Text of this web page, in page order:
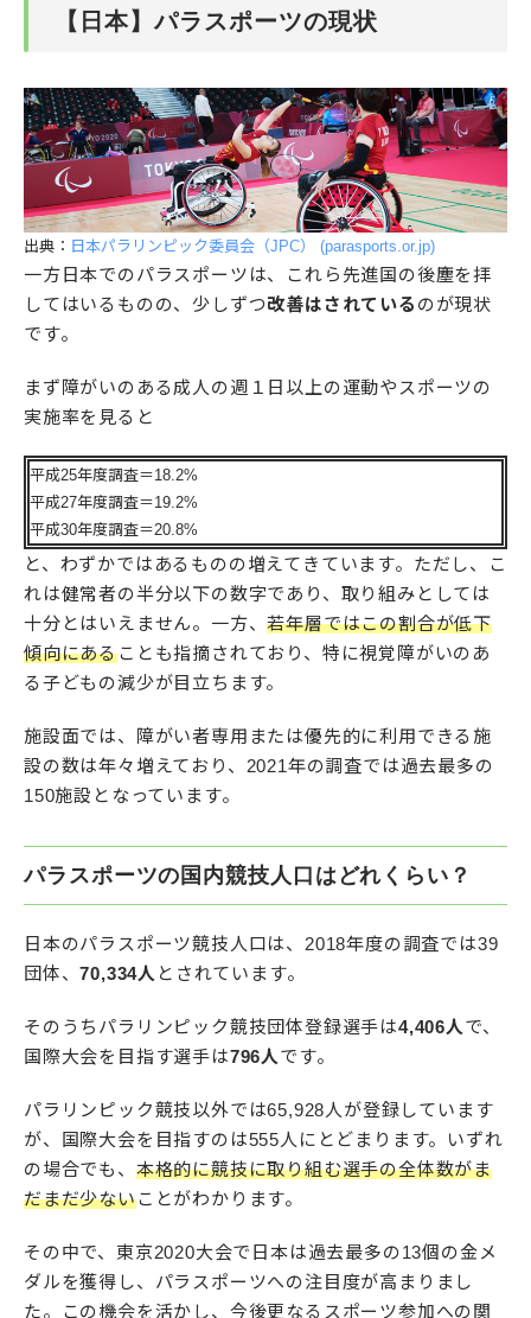
【日本】パラスポーツの現状
出典： 日本パラリンピック委員会（JPC） (parasports.or.jp)
一方日本でのパラスポーツは、これら先進国の後塵を拝
してはいるものの、少しずつ改善はされている のが現状
です。
まず障がいのある成人の週１日以上の運動やスポーツの
実施率を見ると
平成25年度調査＝18.2%
平成27年度調査＝19.2%
平成30年度調査＝20.8%
と、わずかではあるものの増えてきています。ただし、こ
れは健常者の半分以下の数字であり、取り組みとしては
十分とはいえません。一方、若年層ではこの割合が低下
傾向にあることも指摘されており、特に視覚障がいのあ
る子どもの減少が目立ちます。
施設面では、障がい者専用または優先的に利用できる施
設の数は年々増えており、2021年の調査では過去最多の
150施設となっています。
パラスポーツの国内競技人口はどれくらい？
日本のパラスポーツ競技人口は、2018年度の調査では39
団体、70,334人 とされています。
そのうちパラリンピック競技団体登録選手は4,406人 で、
国際大会を目指す選手は796人 です。
パラリンピック競技以外では65,928人が登録しています
が、国際大会を目指すのは555人にとどまります。いずれ
の場合でも、 本格的に競技に取り組む選手の全体数がま
だまだ少ないことがわかります。
その中で、東京2020大会で日本は過去最多の13個の金メ
ダルを獲得し、パラスポーツへの注目度が高まりまし
た。この機会を活かし、今後更なるスポーツ参加への関